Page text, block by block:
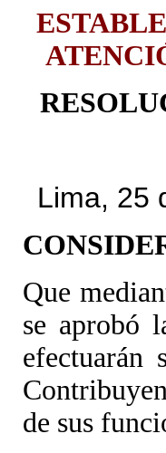
Lima, 25
Que
se aprobó
efectuarán
de sus